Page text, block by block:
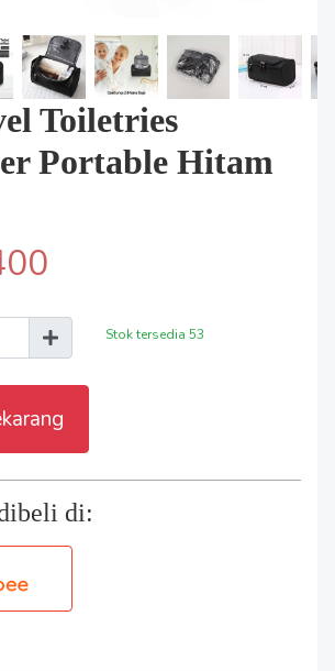
Toiletries
Portable Hitam
Stok tersedia 53
di: